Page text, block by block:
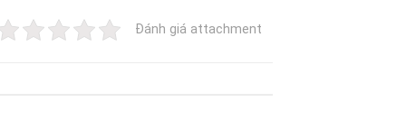
Đánh giá attachment